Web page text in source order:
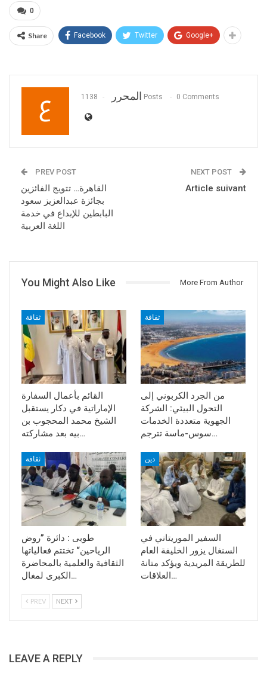
0
Share Facebook Twitter Google+
المحرر 1138 Posts 0 Comments
PREV POST
القاهرة… تتويج الفائزين
بجائزة عبدالعزيز سعود
البابطين للإبداع في خدمة
اللغة العربية
NEXT POST
Article suivant
You Might Also Like More From Author
ثقافة
القائم بأعمال السفارة
الإماراتية في دكار يستقبل
الشيخ محمد المحجوب بن
بيه بعد مشاركته…
ثقافة
من الجرد الكربوني إلى
التحول البيئي: الشركة
الجهوية متعددة الخدمات
سوس-ماسة تترجم…
ثقافة
طوبى : دائرة ”روض
الرياحين“ تختتم فعالياتها
الثقافية والعلمية بالمحاضرة
الكبرى لمغال…
دين
السفير الموريتاني في
السنغال يزور الخليفة العام
للطريقة المريدية ويؤكد متانة
العلاقات…
PREV NEXT
LEAVE A REPLY